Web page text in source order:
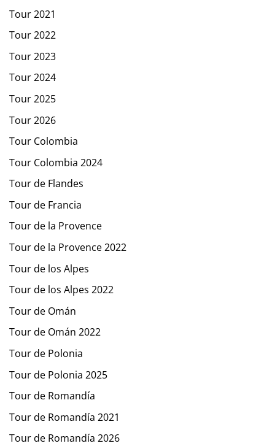
Tour 2021
Tour 2022
Tour 2023
Tour 2024
Tour 2025
Tour 2026
Tour Colombia
Tour Colombia 2024
Tour de Flandes
Tour de Francia
Tour de la Provence
Tour de la Provence 2022
Tour de los Alpes
Tour de los Alpes 2022
Tour de Omán
Tour de Omán 2022
Tour de Polonia
Tour de Polonia 2025
Tour de Romandía
Tour de Romandía 2021
Tour de Romandía 2026